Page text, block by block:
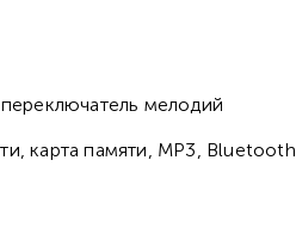
мелодий
карта памяти, MP3, Bluetooth